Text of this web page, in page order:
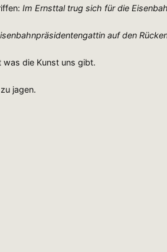
Im Ernsttal trug sich für die
auf den
die Kunst uns gibt.
jagen.